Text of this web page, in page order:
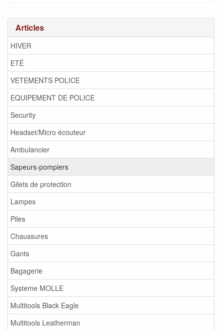
Articles
HIVER
ETÉ
VETEMENTS POLICE
EQUIPEMENT DE POLICE
Security
Headset/Micro écouteur
Ambulancier
Sapeurs-pompiers
Gilets de protection
Lampes
Piles
Chaussures
Gants
Bagagerie
Systeme MOLLE
Multitools Black Eagle
Multitools Leatherman